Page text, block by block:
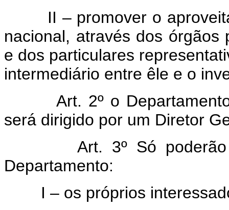
II – promover o
nacional, através dos órgãos
e dos particulares
intermediário entre êle e o
Art. 2º o
será dirigido por um Diretor
Art. 3º Só
Departamento:
I – os próprios